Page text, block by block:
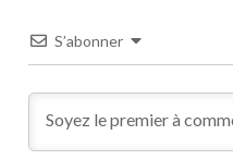
S’abonner